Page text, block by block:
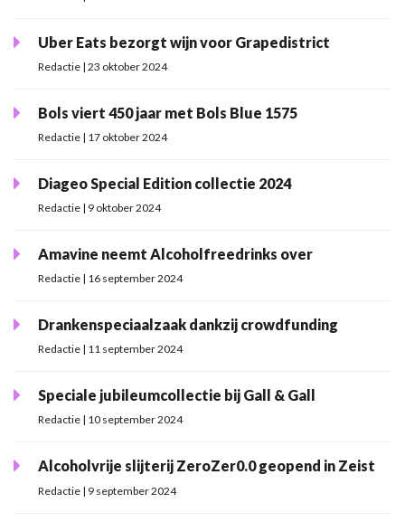
Uber Eats bezorgt wijn voor Grapedistrict
Redactie | 23 oktober 2024
Bols viert 450 jaar met Bols Blue 1575
Redactie | 17 oktober 2024
Diageo Special Edition collectie 2024
Redactie | 9 oktober 2024
Amavine neemt Alcoholfreedrinks over
Redactie | 16 september 2024
Drankenspeciaalzaak dankzij crowdfunding
Redactie | 11 september 2024
Speciale jubileumcollectie bij Gall & Gall
Redactie | 10 september 2024
Alcoholvrije slijterij ZeroZer0.0 geopend in Zeist
Redactie | 9 september 2024